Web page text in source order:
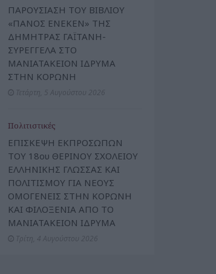
ΠΑΡΟΥΣΙΑΣΗ ΤΟΥ ΒΙΒΛΙΟΥ
«ΠΑΝΟΣ ΕΝΕΚΕΝ» ΤΗΣ
ΔΗΜΗΤΡΑΣ ΓΑΪΤΑΝΗ-
ΣΥΡΕΓΓΕΛΑ ΣΤΟ
ΜΑΝΙΑΤΑΚΕΙΟΝ ΙΔΡΥΜΑ
ΣΤΗΝ ΚΟΡΩΝΗ
Πολιτιστικές
ΕΠΙΣΚΕΨΗ ΕΚΠΡΟΣΩΠΩΝ
ΤΟΥ 18ου ΘΕΡΙΝΟΥ ΣΧΟΛΕΙΟΥ
ΕΛΛΗΝΙΚΗΣ ΓΛΩΣΣΑΣ ΚΑΙ
ΠΟΛΙΤΙΣΜΟΥ ΓΙΑ ΝΕΟΥΣ
ΟΜΟΓΕΝΕΙΣ ΣΤΗΝ ΚΟΡΩΝΗ
ΚΑΙ ΦΙΛΟΞΕΝΙΑ ΑΠΟ ΤΟ
ΜΑΝΙΑΤΑΚΕΙΟΝ ΙΔΡΥΜΑ